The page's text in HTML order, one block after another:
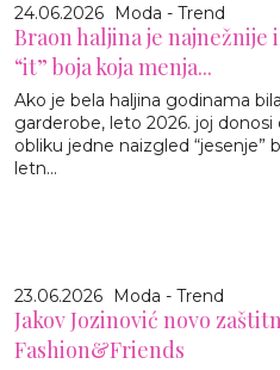
24.06.2026 Moda - Trend
Braon haljina je najnežnije
“it” boja koja menja...
Ako je bela haljina godinama
garderobe, leto 2026. joj
obliku jedne naizgled “jesenje”
letn...
23.06.2026 Moda - Trend
Jakov Jozinović novo
Fashion&Friends